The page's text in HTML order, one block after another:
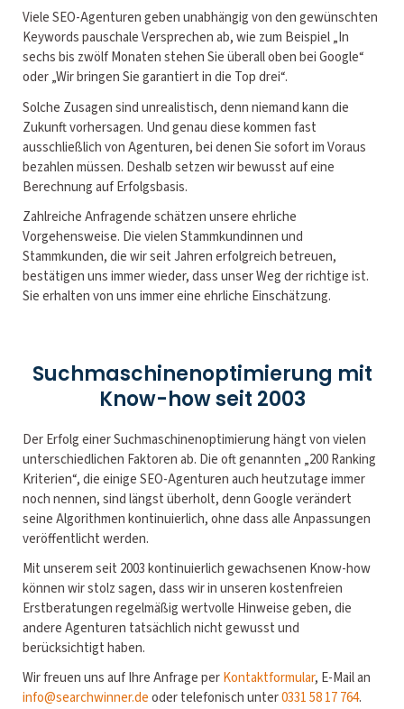
Viele SEO-Agenturen geben unabhängig von den gewünschten
Keywords pauschale Versprechen ab, wie zum Beispiel „In
sechs bis zwölf Monaten stehen Sie überall oben bei Google“
oder „Wir bringen Sie garantiert in die Top drei“.
Solche Zusagen sind unrealistisch, denn niemand kann die
Zukunft vorhersagen. Und genau diese kommen fast
ausschließlich von Agenturen, bei denen Sie sofort im Voraus
bezahlen müssen. Deshalb setzen wir bewusst auf eine
Berechnung auf Erfolgsbasis.
Zahlreiche Anfragende schätzen unsere ehrliche
Vorgehensweise. Die vielen Stammkundinnen und
Stammkunden, die wir seit Jahren erfolgreich betreuen,
bestätigen uns immer wieder, dass unser Weg der richtige ist.
Sie erhalten von uns immer eine ehrliche Einschätzung.
Suchmaschinenoptimierung mit
Know-how seit 2003
Der Erfolg einer Suchmaschinenoptimierung hängt von vielen
unterschiedlichen Faktoren ab. Die oft genannten „200 Ranking
Kriterien“, die einige SEO-Agenturen auch heutzutage immer
noch nennen, sind längst überholt, denn Google verändert
seine Algorithmen kontinuierlich, ohne dass alle Anpassungen
veröffentlicht werden.
Mit unserem seit 2003 kontinuierlich gewachsenen Know-how
können wir stolz sagen, dass wir in unseren kostenfreien
Erstberatungen regelmäßig wertvolle Hinweise geben, die
andere Agenturen tatsächlich nicht gewusst und
berücksichtigt haben.
Wir freuen uns auf Ihre Anfrage perKontaktformular, E-Mail an
info@searchwinner.deoder telefonisch unter0331 58 17 764.